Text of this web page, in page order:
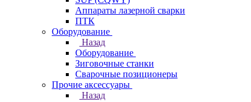
Аппараты лазерной сварки
ПТК
Оборудование
Назад
Оборудование
Зиговочные станки
Сварочные позиционеры
Прочие аксессуары
Назад